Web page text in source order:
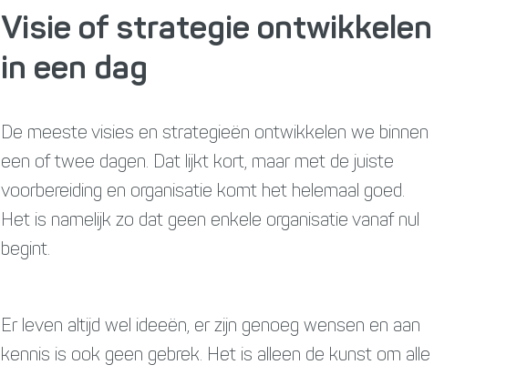
Visie of strategie ontwikkelen
in een dag
De meeste visies en strategieën ontwikkelen we binnen
een of twee dagen. Dat lijkt kort, maar met de juiste
voorbereiding en organisatie komt het helemaal goed.
Het is namelijk zo dat geen enkele organisatie vanaf nul
begint.
Er leven altijd wel ideeën, er zijn genoeg wensen en aan
kennis is ook geen gebrek. Het is alleen de kunst om alle